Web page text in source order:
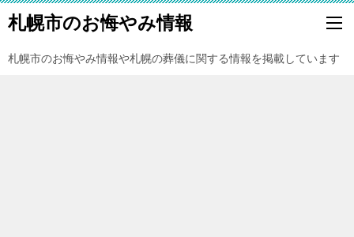
札幌市のお悔やみ情報
札幌市のお悔やみ情報や札幌の葬儀に関する情報を掲載しています